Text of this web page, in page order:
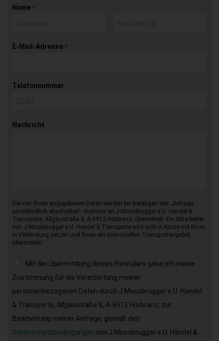
Name *
E-Mail-Adresse *
Telefonnummer
Nachricht
Die von Ihnen angegebenen Daten werden bei Betätigen des „Anfrage
unverbindlich abschicken“–Buttons an J.Moosbrugger e.U. Handel &
Transporte, Allgäustraße 8, A-6912 Hörbranz, übermittelt. Ein Mitarbeiter
von J.Moosbrugger e.U. Handel & Transporte wird sich in Kürze mit Ihnen
in Verbindung setzen und Ihnen ein individuelles Transportangebot
übermitteln.
Mit der Übermittlung dieses Formulars gebe ich meine
Zustimmung für die Verarbeitung meiner
personenbezogenen Daten durch J.Moosbrugger e.U. Handel
& Transporte, Allgäustraße 8, A-6912 Hörbranz, zur
Bearbeitung meiner Anfrage, gemäß den
Datenschutzbedingungen von J.Moosbrugger e.U. Handel &